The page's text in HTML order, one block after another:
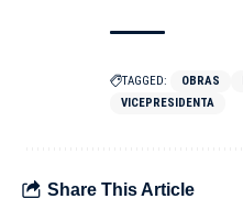
TAGGED: OBRAS
VICEPRESIDENTA
Share This Article